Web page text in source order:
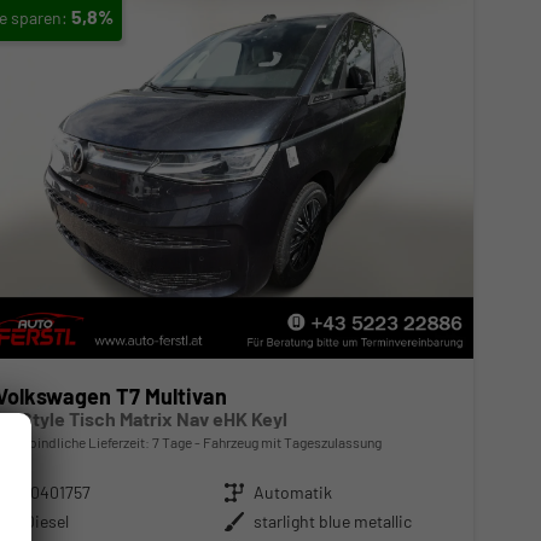
5,8%
T7 Multivan
Style Tisch Matrix Nav eHK Keyl
unverbindliche Lieferzeit: 7 Tage Fahrzeug mit Tageszulassung
10401757 Getriebe Automatik
Diesel Außenfarbe starlight blue metallic